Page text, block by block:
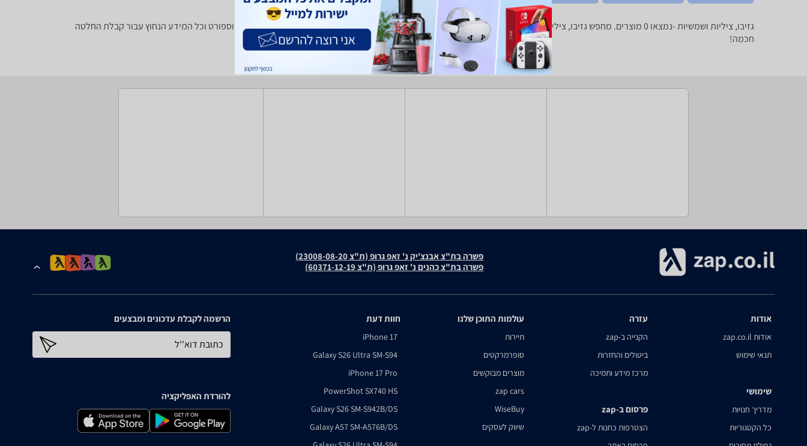
גזיבו, ציליות ושמשיות -נמצאו 0 מוצרים. מחפש גזיבו, ציליות ושמשיות? רק בזאפ תמצאו חוות דעת, השוואת מחירים ביותר מאלף חנויות בתחום פנאי וספורט וכל המידע הנחוץ עבור קבלת החלטה
חכמה!
פשרה בת"צ אבנצ'יק נ' זאפ גרופ (ת"צ 23008-08-20)
פשרה בת"צ כהנים נ' זאפ גרופ (ת"צ 60371-12-19)
אודות
אודות zap.co.il
תנאי שימוש
שימושי
מדריך חנויות
כל הקטגוריות
עזרה
הקנייה ב-zap
ביטולים והחזרות
מרכז מידע ותמיכה
פרסום ב-zap
הצטרפות כחנות ל-zap
עולמות התוכן שלנו
תיירות
סופרמרקטים
מוצרים מבוקשים
zap cars
WiseBuy
שיווק לעסקים
חוות דעת
iPhone 17
Galaxy S26 Ultra SM-S94
iPhone 17 Pro
PowerShot SX740 HS
Galaxy S26 SM-S942B/DS
Galaxy A57 SM-A576B/DS
הרשמה לקבלת עדכונים ומבצעים
כתובת דוא''ל
להורדת האפליקציה